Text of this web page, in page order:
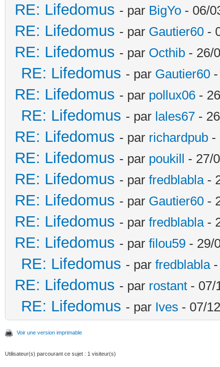
RE: Lifedomus - par BigYo - 06/
RE: Lifedomus - par Gautier60 -
RE: Lifedomus - par Octhib - 26/
RE: Lifedomus - par Gautier60
RE: Lifedomus - par pollux06 -
RE: Lifedomus - par lales67 -
RE: Lifedomus - par richardpub -
RE: Lifedomus - par poukill - 27/
RE: Lifedomus - par fredblabla-
RE: Lifedomus - par Gautier60 -
RE: Lifedomus - par fredblabla-
RE: Lifedomus - par filou59 - 29/
RE: Lifedomus - par fredblabla-
RE: Lifedomus - par rostant - 07/
RE: Lifedomus - par Ives - 07/
Voir une version imprimable
Utilisateur(s) parcourant ce sujet : 1 visiteur(s)